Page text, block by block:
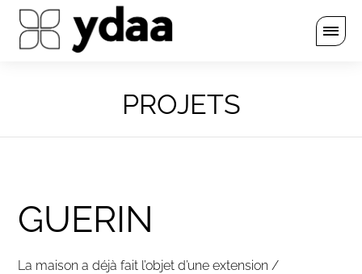
PROJETS
GUERIN
La maison a déjà fait l’objet d’une extension /